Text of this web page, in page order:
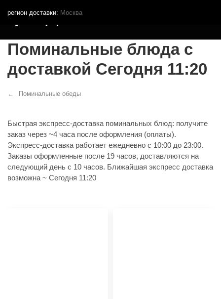
регион доставки: Москва
Кутья.рф
Поминальные блюда с
доставкой Сегодня 11:20
Поминальные обеды
Быстрая экспресс‑доставка поминальных блюд: получите
заказ через ~4 часа после оформления (оплаты).
Экспресс‑доставка работает ежедневно с 10:00 до 23:00.
Заказы оформленные после 19 часов, доставляются на
следующий день с 10 часов. Ближайшая экспресс доставка
возможна ~ Сегодня 11:20